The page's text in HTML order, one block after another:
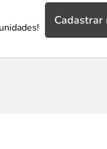
Cadastrar